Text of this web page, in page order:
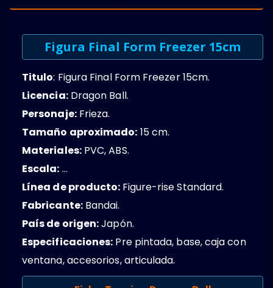
Figura Final Form Freezer 15cm
Titulo: Figura Final Form Freezer 15cm.
Licencia:Dragon Ball.
Personaje:Frieza.
Tamaño aproximado: 15 cm.
Materiales:PVC, ABS.
Escala: …
Línea de producto: Figure-rise Standard.
Fabricante:Bandai.
País de origen:Japón.
Especificaciones: Pre pintada, base, caja con
ventana, accesorios, articulada.